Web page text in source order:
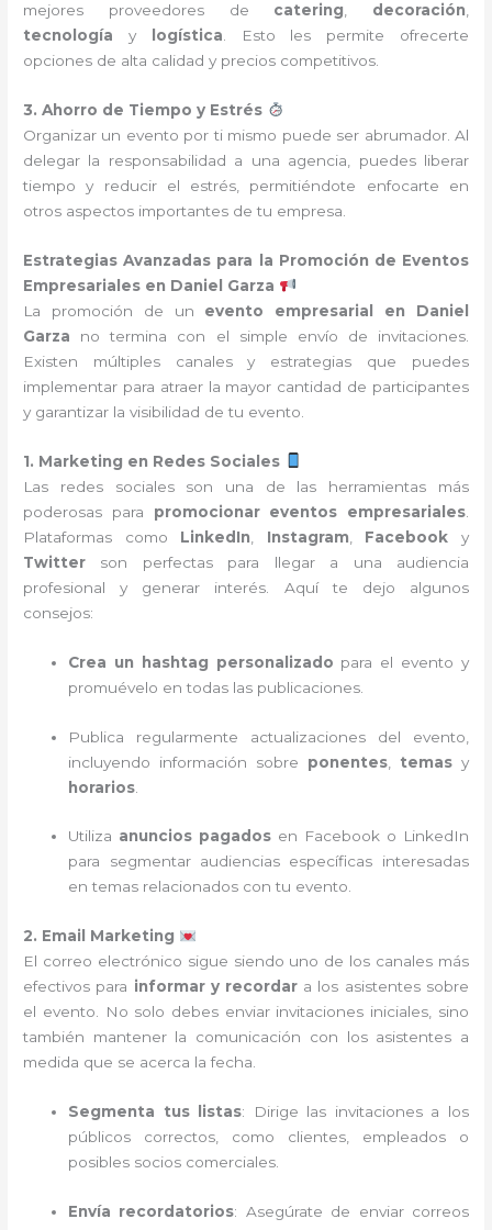
mejores proveedores de catering decoración
tecnología y logística . Esto les permite ofrecerte
opciones de alta calidad y precios competitivos.
3. Ahorro de Tiempo y Estrés
Organizar un evento por ti mismo puede ser abrumador. Al
delegar la responsabilidad a una agencia, puedes liberar
tiempo y reducir el estrés, permitiéndote enfocarte en
otros aspectos importantes de tu empresa.
Estrategias Avanzadas para la Promoción de Eventos
Empresariales en Daniel Garza
La promoción de un evento empresarial en Daniel
Garza no termina con el simple envío de invitaciones.
Existen múltiples canales y estrategias que puedes
implementar para atraer la mayor cantidad de participantes
y garantizar la visibilidad de tu evento.
1. Marketing en Redes Sociales
Las redes sociales son una de las herramientas más
poderosas para promocionar eventos empresariales.
Plataformas como LinkedIn Instagram Facebook y
Twitter son perfectas para llegar a una audiencia
profesional y generar interés. Aquí te dejo algunos
consejos:
Crea un hashtag personalizado para el evento y
promuévelo en todas las publicaciones.
Publica regularmente actualizaciones del evento,
incluyendo información sobre ponentes temas y
horarios
Utiliza anuncios pagados en Facebook o LinkedIn
para segmentar audiencias específicas interesadas
en temas relacionados con tu evento.
2. Email Marketing
El correo electrónico sigue siendo uno de los canales más
efectivos para informar y recordar a los asistentes sobre
el evento. No solo debes enviar invitaciones iniciales, sino
también mantener la comunicación con los asistentes a
medida que se acerca la fecha.
Segmenta tus listas: Dirige las invitaciones a los
públicos correctos, como clientes, empleados o
posibles socios comerciales.
Envía recordatorios: Asegúrate de enviar correos